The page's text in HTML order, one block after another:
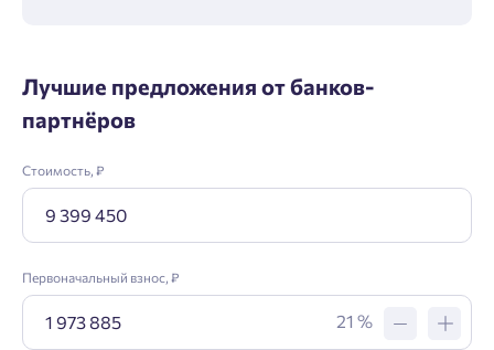
Лучшие предложения от банков-
партнёров
Стоимость, ₽
Первоначальный взнос, ₽
21 %